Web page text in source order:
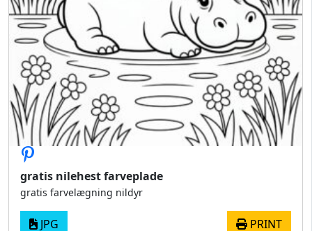
gratis nilehest farveplade
gratis farvelægning nildyr
JPG PRINT